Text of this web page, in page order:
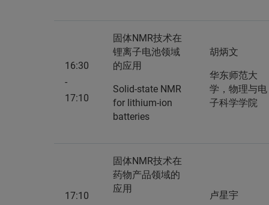
16:30
-
17:10
固体NMR技术在
锂离子电池领域
的应用
Solid-state NMR
for lithium-ion
batteries
胡炳文
华东师范大
学，物理与电
子科学学院
17:10
固体NMR技术在
药物产品领域的
应用
卢星宇